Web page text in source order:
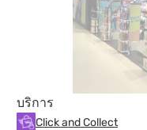
บริการ
Click and Collect